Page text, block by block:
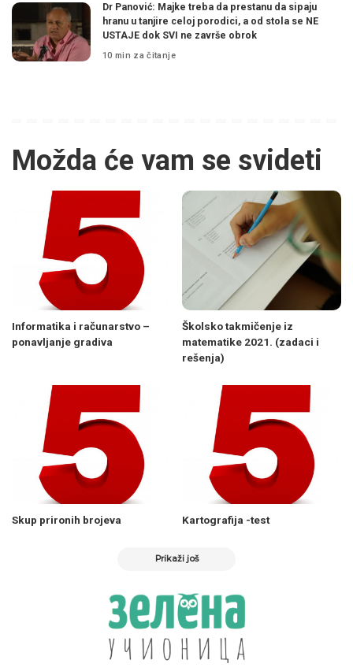
Dr Panović: Majke treba da prestanu da sipaju
hranu u tanjire celoj porodici, a od stola se NE
USTAJE dok SVI ne završe obrok
10 min za čitanje
Možda će vam se svideti
Informatika i računarstvo –
ponavljanje gradiva
Školsko takmičenje iz
matematike 2021. (zadaci i
rešenja)
Skup prironih brojeva Kartografija -test
Prikaži još